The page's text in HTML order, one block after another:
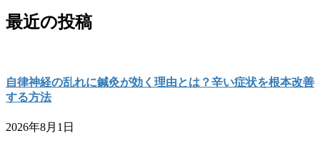
最近の投稿
自律神経の乱れに鍼灸が効く理由とは？辛い症状を根本改善
する方法
2026年8月1日